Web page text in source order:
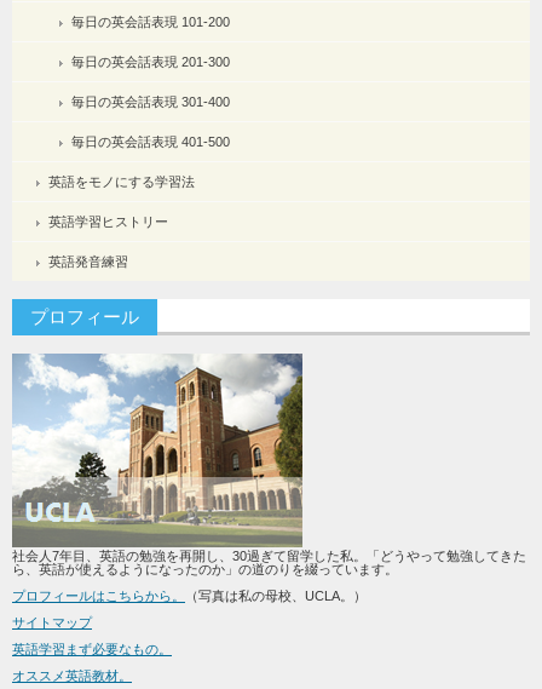
毎日の英会話表現 101-200
毎日の英会話表現 201-300
毎日の英会話表現 301-400
毎日の英会話表現 401-500
英語をモノにする学習法
英語学習ヒストリー
英語発音練習
プロフィール
社会人7年目、英語の勉強を再開し、30過ぎて留学した私。「どうやって勉強してきた
ら、英語が使えるようになったのか」の道のりを綴っています。
プロフィールはこちらから。
（写真は私の母校、UCLA。）
サイトマップ
英語学習まず必要なもの。
オススメ英語教材。